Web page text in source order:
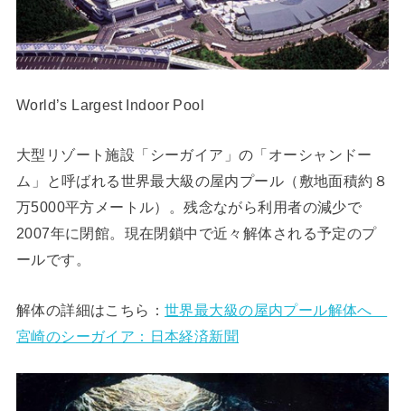
World’s Largest Indoor Pool
大型リゾート施設「シーガイア」の「オーシャンドー
ム」と呼ばれる世界最大級の屋内プール（敷地面積約８
万5000平方メートル）。残念ながら利用者の減少で
2007年に閉館。現在閉鎖中で近々解体される予定のプ
ールです。
解体の詳細はこちら：世界最大級の屋内プール解体へ
宮崎のシーガイア：日本経済新聞